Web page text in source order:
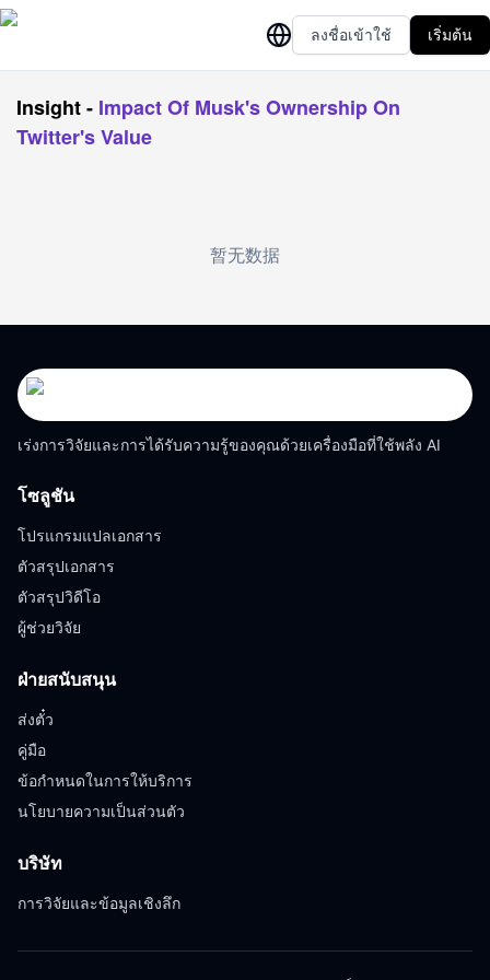
ลงชื่อเข้าใช้ เริ่มต้น
Insight- Impact Of Musk's Ownership On
Twitter's Value
暂无数据
เร่งการวิจัยและการได้รับความรู้ของคุณด้วยเครื่องมือที่ใช้พลัง AI
โซลูชัน
โปรแกรมแปลเอกสาร
ตัวสรุปเอกสาร
ตัวสรุปวิดีโอ
ผู้ช่วยวิจัย
ฝ่ายสนับสนุน
ส่งตั๋ว
คู่มือ
ข้อกำหนดในการให้บริการ
นโยบายความเป็นส่วนตัว
บริษัท
การวิจัยและข้อมูลเชิงลึก